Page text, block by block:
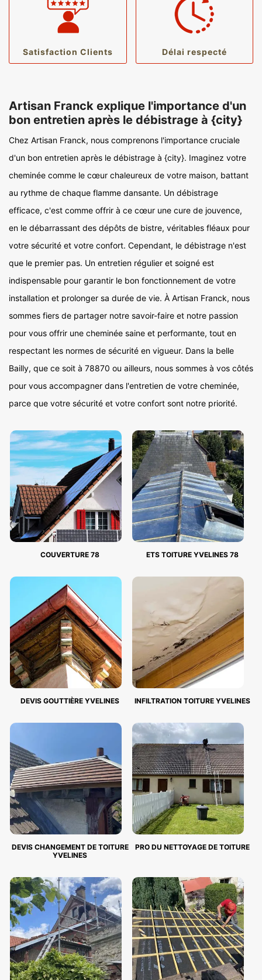
Satisfaction Clients Délai respecté
Artisan Franck explique l'importance d'un
bon entretien après le débistrage à {city}
Chez Artisan Franck, nous comprenons l'importance cruciale
d'un bon entretien après le débistrage à {city}. Imaginez votre
cheminée comme le cœur chaleureux de votre maison, battant
au rythme de chaque flamme dansante. Un débistrage
efficace, c'est comme offrir à ce cœur une cure de jouvence,
en le débarrassant des dépôts de bistre, véritables fléaux pour
votre sécurité et votre confort. Cependant, le débistrage n'est
que le premier pas. Un entretien régulier et soigné est
indispensable pour garantir le bon fonctionnement de votre
installation et prolonger sa durée de vie. À Artisan Franck, nous
sommes fiers de partager notre savoir-faire et notre passion
pour vous offrir une cheminée saine et performante, tout en
respectant les normes de sécurité en vigueur. Dans la belle
Bailly, que ce soit à 78870 ou ailleurs, nous sommes à vos côtés
pour vous accompagner dans l'entretien de votre cheminée,
parce que votre sécurité et votre confort sont notre priorité.
COUVERTURE 78 ETS TOITURE YVELINES 78
DEVIS GOUTTIÈRE YVELINES INFILTRATION TOITURE YVELINES
DEVIS CHANGEMENT DE TOITURE
YVELINES
PRO DU NETTOYAGE DE TOITURE